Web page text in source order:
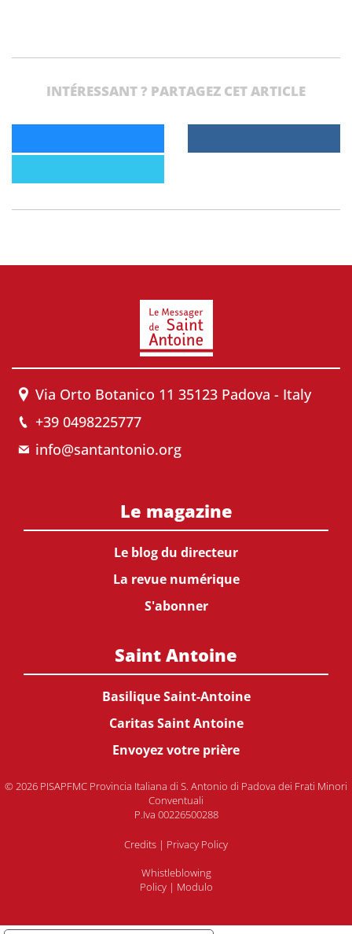
INTÉRESSANT ? PARTAGEZ CET ARTICLE
Via Orto Botanico 11 35123 Padova - Italy
+39 0498225777
info@santantonio.org
Le magazine
Le blog du directeur
La revue numérique
S'abonner
Saint Antoine
Basilique Saint-Antoine
Caritas Saint Antoine
Envoyez votre prière
© 2026 PISAPFMC Provincia Italiana di S. Antonio di Padova dei Frati Minori
Conventuali
P.Iva 00226500288
Credits | Privacy Policy
Whistleblowing
Policy| Modulo